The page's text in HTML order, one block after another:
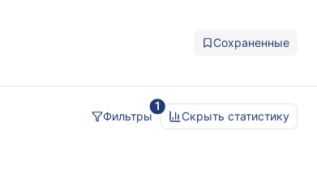
Сохраненные
1
Фильтры
Скрыть статистику